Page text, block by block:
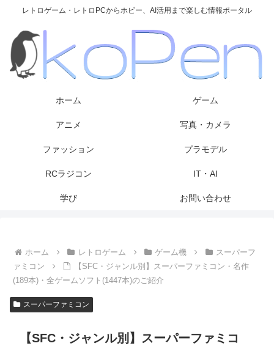
レトロゲーム・レトロPCからホビー、AI活用まで楽しむ情報ポータル
ホーム ゲーム
アニメ 写真・カメラ
ファッション プラモデル
RCラジコン IT・AI
学び お問い合わせ
ホーム レトロゲーム ゲーム機
スーパーフ
ァミコン
【SFC・ジャンル別】スーパーファミコン・名作
(189本)・全ゲームソフト(1447本)のご紹介
スーパーファミコン
【SFC・ジャンル別】スーパーファミコ